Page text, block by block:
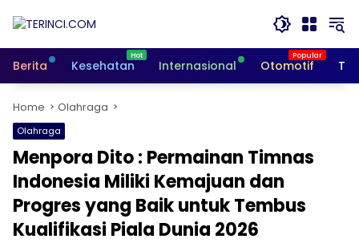
Berita
Kesehatan Internasional Otomotif
Home Olahraga
Olahraga
Menpora Dito : Permainan Timnas
Indonesia Miliki Kemajuan dan
Progres yang Baik untuk Tembus
Kualifikasi Piala Dunia 2026